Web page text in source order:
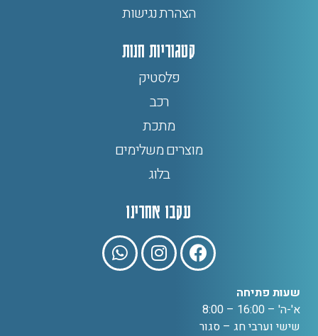
הצהרת נגישות
קטגוריות חנות
פלסטיק
רכב
מתכת
מוצרים משלימים
בלוג
עקבו אחרינו
שעות פתיחה
א'-ה' – 16:00 – 8:00
שישי וערבי חג – סגור